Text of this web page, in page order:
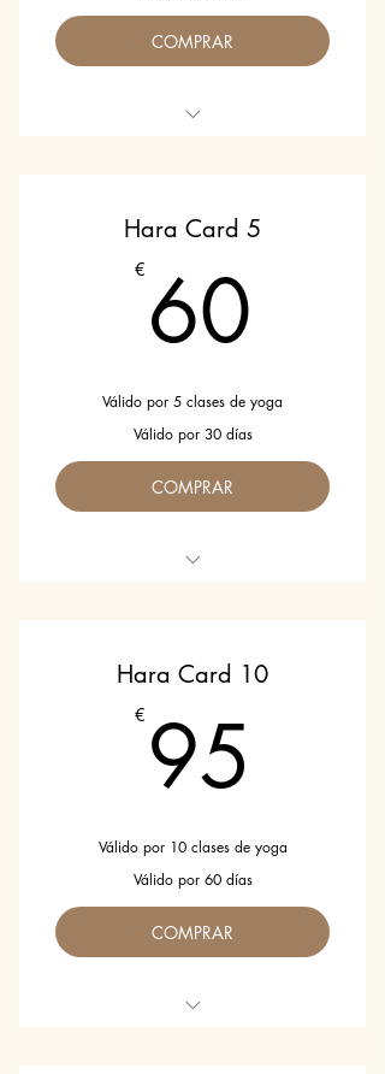
COMPRAR
Hara Card 5
€ 60
Válido por 5 clases de yoga
Válido por 30 días
COMPRAR
Hara Card 10
€ 95
Válido por 10 clases de yoga
Válido por 60 días
COMPRAR